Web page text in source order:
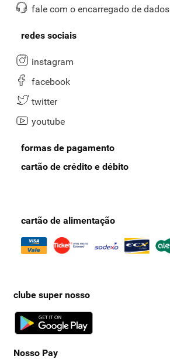
fale com o encarregado de dados
redes sociais
instagram
facebook
twitter
youtube
formas de pagamento
cartão de crédito e débito
cartão de alimentação
clube super nosso
Nosso Pay